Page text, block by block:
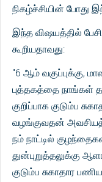
நிகழ்ச்சியின் போது
இந்த விஷயத்தில்
கூறியதாவது:
"6 ஆம் வகுப்புக்கு,
புத்தகத்தை நாங்கள்
குறிப்பாக குடும்ப
வழங்குவதன்
நம் நாட்டில்
துன்புறுத்தலுக்கு
குடும்ப சுகாதார